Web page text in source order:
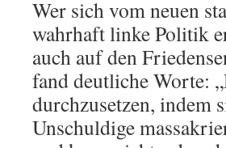
Wer sich vom neuen
wahrhaft linke Politik
auch auf den
fand deutliche Worte:
durchzusetzen, indem
Unschuldige